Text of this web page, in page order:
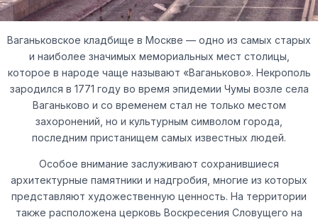
Ваганьковское кладбище в Москве — одно из самых старых
и наиболее значимых мемориальных мест столицы,
которое в народе чаще называют «Ваганьково». Некрополь
зародился в 1771 году во время эпидемии Чумы возле села
Ваганьково и со временем стал не только местом
захоронений, но и культурным символом города,
последним пристанищем самых известных людей.
Особое внимание заслуживают сохранившиеся
архитектурные памятники и надгробия, многие из которых
представляют художественную ценность. На территории
также расположена церковь Воскресения Словущего на